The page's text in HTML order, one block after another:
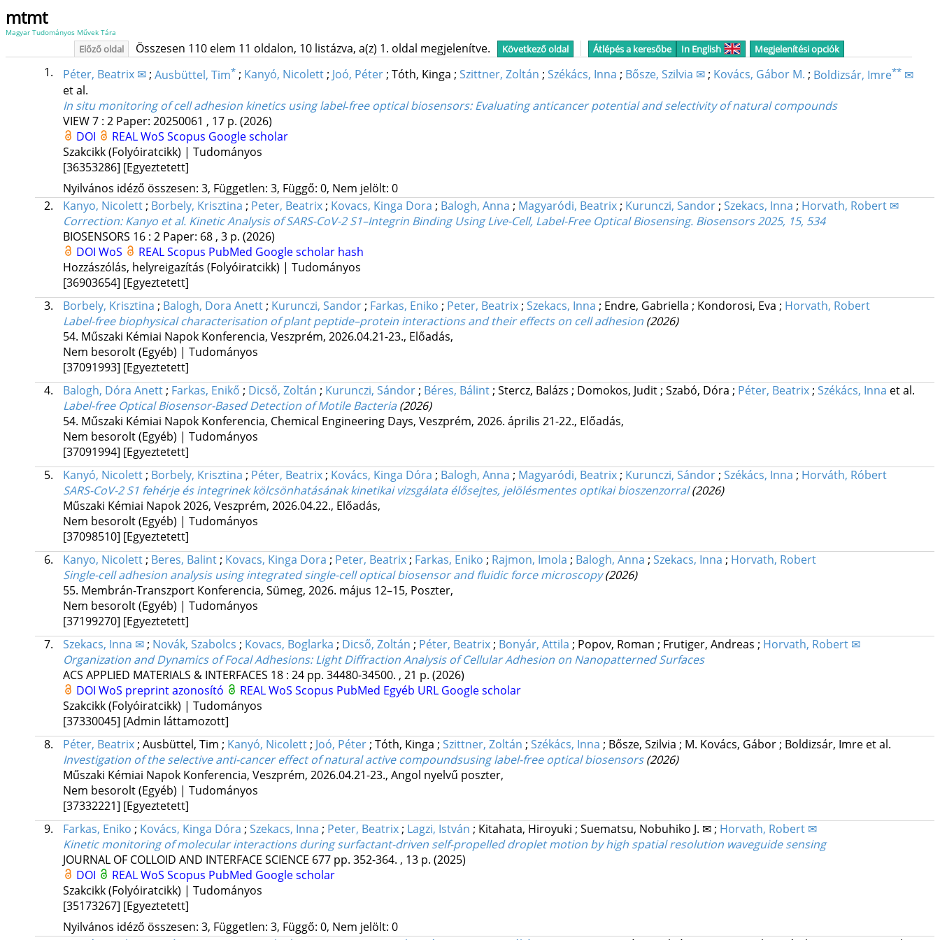
mtmt
Magyar Tudományos Művek Tára
Előző oldal Összesen 110 elem 11 oldalon, 10 listázva, a(z) 1. oldal megjelenítve. Következő oldal Átlépés a keresőbe In English Megjelenítési opciók
1. Péter, Beatrix ✉; Ausbüttel, Tim* ; Kanyó, Nicolett; Joó, Péter; Tóth, Kinga ; Szittner, Zoltán ; Székács, Inna ; Bősze, Szilvia ✉; Kovács, Gábor M. ; Boldizsár, Imre**✉
et al.
In situ monitoring of cell adhesion kinetics using label‐free optical biosensors: Evaluating anticancer potential and selectivity of natural compounds
VIEW7: 2 Paper: 20250061 , 17 p. (2026)
DOI
REALWoS Scopus Google scholar
Szakcikk (Folyóiratcikk) | Tudományos
[36353286] [Egyeztetett]
Nyilvános idéző összesen: 3, Független: 3, Függő: 0, Nem jelölt: 0
2.
Kanyo, Nicolett ; Borbely, Krisztina ; Peter, Beatrix ; Kovacs, Kinga Dora ; Balogh, Anna ; Magyaródi, Beatrix ; Kurunczi, Sandor ; Szekacs, Inna ; Horvath, Robert ✉
Correction: Kanyo et al. Kinetic Analysis of SARS-CoV-2 S1–Integrin Binding Using Live-Cell, Label-Free Optical Biosensing. Biosensors 2025, 15, 534
BIOSENSORS 16: 2 Paper: 68 , 3 p. (2026)
DOI WoS REALScopus PubMed Google scholar hash
Hozzászólás, helyreigazítás (Folyóiratcikk) | Tudományos
[36903654] [Egyeztetett]
3.
Borbely, Krisztina ; Balogh, Dora Anett ; Kurunczi, Sandor ; Farkas, Eniko ; Peter, Beatrix ; Szekacs, Inna ; Endre, Gabriella ; Kondorosi, Eva ; Horvath, Robert
Label-free biophysical characterisation of plant peptide–protein interactions and their effects on cell adhesion (2026)
54. Műszaki Kémiai Napok Konferencia, Veszprém, 2026.04.21-23., Előadás,
Nem besorolt (Egyéb) | Tudományos
[37091993] [Egyeztetett]
4.
Balogh, Dóra Anett ; Farkas, Enikő ; Dicső, Zoltán ; Kurunczi, Sándor ; Béres, Bálint ; Stercz, Balázs ; Domokos, Judit ; Szabó, Dóra ; Péter, Beatrix ; Székács, Inna et al.
Label-free Optical Biosensor-Based Detection of Motile Bacteria (2026)
54. Műszaki Kémiai Napok Konferencia, Chemical Engineering Days, Veszprém, 2026. április 21-22., Előadás,
Nem besorolt (Egyéb) | Tudományos
[37091994] [Egyeztetett]
5.
Kanyó, Nicolett ; Borbely, Krisztina ; Péter, Beatrix ; Kovács, Kinga Dóra ; Balogh, Anna ; Magyaródi, Beatrix ; Kurunczi, Sándor ; Székács, Inna ; Horváth, Róbert
SARS-CoV-2 S1 fehérje és integrinek kölcsönhatásának kinetikai vizsgálata élősejtes, jelölésmentes optikai bioszenzorral (2026)
Műszaki Kémiai Napok 2026, Veszprém, 2026.04.22., Előadás,
Nem besorolt (Egyéb) | Tudományos
[37098510] [Egyeztetett]
6.
Kanyo, Nicolett ; Beres, Balint ; Kovacs, Kinga Dora ; Peter, Beatrix ; Farkas, Eniko ; Rajmon, Imola ; Balogh, Anna ; Szekacs, Inna ; Horvath, Robert
Single-cell adhesion analysis using integrated single-cell optical biosensor and fluidic force microscopy (2026)
55. Membrán-Transzport Konferencia, Sümeg, 2026. május 12–15, Poszter,
Nem besorolt (Egyéb) | Tudományos
[37199270] [Egyeztetett]
7.
Szekacs, Inna ✉ ; Novák, Szabolcs ; Kovacs, Boglarka ; Dicső, Zoltán ; Péter, Beatrix ; Bonyár, Attila ; Popov, Roman ; Frutiger, Andreas ; Horvath, Robert ✉
Organization and Dynamics of Focal Adhesions: Light Diffraction Analysis of Cellular Adhesion on Nanopatterned Surfaces
ACS APPLIED MATERIALS & INTERFACES 18: 24 pp. 34480-34500. , 21 p. (2026)
DOI WoS preprint azonosító REALWoS Scopus PubMed Egyéb URL Google scholar
Szakcikk (Folyóiratcikk) | Tudományos
[37330045] [Admin láttamozott]
8.
Péter, Beatrix ; Ausbüttel, Tim ; Kanyó, Nicolett ; Joó, Péter ; Tóth, Kinga ; Szittner, Zoltán ; Székács, Inna ; Bősze, Szilvia ; M. Kovács, Gábor ; Boldizsár, Imre et al.
Investigation of the selective anti-cancer effect of natural active compoundsusing label-free optical biosensors (2026)
Műszaki Kémiai Napok Konferencia, Veszprém, 2026.04.21-23., Angol nyelvű poszter,
Nem besorolt (Egyéb) | Tudományos
[37332221] [Egyeztetett]
9.
Farkas, Eniko ; Kovács, Kinga Dóra ; Szekacs, Inna ; Peter, Beatrix ; Lagzi, István ; Kitahata, Hiroyuki ; Suematsu, Nobuhiko J. ✉ ; Horvath, Robert ✉
Kinetic monitoring of molecular interactions during surfactant-driven self-propelled droplet motion by high spatial resolution waveguide sensing
JOURNAL OF COLLOID AND INTERFACE SCIENCE 677 pp. 352-364. , 13 p. (2025)
DOI
REALWoS Scopus PubMed Google scholar
Szakcikk (Folyóiratcikk) | Tudományos
[35173267] [Egyeztetett]
Nyilvános idéző összesen: 3, Független: 3, Függő: 0, Nem jelölt: 0